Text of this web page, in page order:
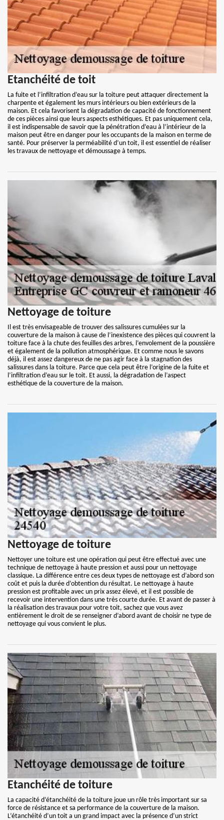
Etanchéité de toit
La fuite et l’infiltration d’eau sur la toiture peut attaquer directement la
charpente et également les murs intérieurs ou bien extérieurs de la
maison. Et cela favorisent la dégradation de capacité de fonctionnement
de ces pièces ainsi que leurs aspects esthétiques. Et pas uniquement cela,
il est indispensable de savoir que la pénétration d’eau à l’intérieur de la
maison peut être en danger pour les occupants de la maison en terme de
santé. Pour préserver la perméabilité d’un toit, il est essentiel de réaliser
les travaux de nettoyage et démoussage à temps.
Nettoyage de toiture
Il est très envisageable de trouver des salissures cumulées sur la
couverture de la maison à cause de l’inexistence des pièces qui couvrent la
toiture face à la chute des feuilles des arbres, l’envolement de la poussière
et également de la pollution atmosphérique. Et comme nous le savons
déjà, il est assez dangereux de ne pas agir face à la stagnation des
salissures dans la toiture. Parce que cela peut être l’origine de la fuite et
l’infiltration d’eau sur le toit. Et aussi, la dégradation de l’aspect
esthétique de la couverture de la maison.
Nettoyage de toiture
Nettoyer une toiture est une opération qui peut être effectué avec une
technique de nettoyage à haute pression et aussi pour un nettoyage
classique. La différence entre ces deux types de nettoyage est d’abord son
coût et puis la durée d’obtention du résultat. Le nettoyage à haute
pression est profitable avec un prix assez élevé, et il est possible de
recevoir une intervention dans une très courte durée. Et avant de passer à
la réalisation des travaux pour votre toit, sachez que vous avez
entièrement le droit de se renseigner d’abord avant de choisir ne type de
nettoyage qui vous convient le plus.
Etanchéité de toiture
La capacité d’étanchéité de la toiture joue un rôle très important sur sa
force de résistance et sa performance de la couverture de la maison.
L’étanchéité d’un toit a un grand impact avec la présence d’un strict